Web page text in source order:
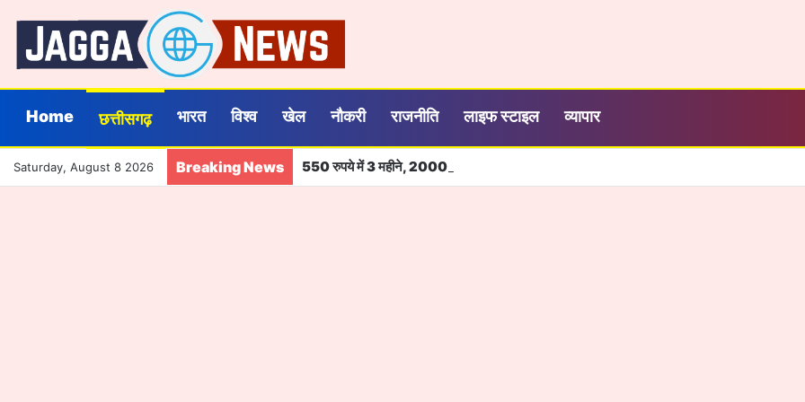
Home छत्तीसगढ़ भारत विश्व खेल नौकरी राजनीति लाइफ स्टाइल व्यापार
Saturday, August 8 2026 Breaking News 550 रुपये में 3 महीने, 2000 रुपये में सालभर मनोरंजन, जियो ने बढ़ाया OTT-Pass का दायरा